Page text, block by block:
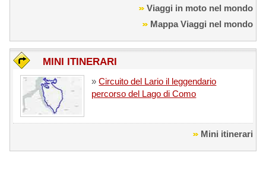
Viaggi in moto nel mondo
Mappa Viaggi nel mondo
MINI ITINERARI
»Circuito del Lario il leggendario
percorso del Lago di Como
Mini itinerari